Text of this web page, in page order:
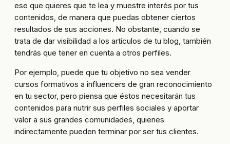
ese que quieres que te lea y muestre interés por tus
contenidos, de manera que puedas obtener ciertos
resultados de sus acciones. No obstante, cuando se
trata de dar visibilidad a los artículos de tu blog, también
tendrás que tener en cuenta a otros perfiles.
Por ejemplo, puede que tu objetivo no sea vender
cursos formativos a influencers de gran reconocimiento
en tu sector, pero piensa que éstos necesitarán tus
contenidos para nutrir sus perfiles sociales y aportar
valor a sus grandes comunidades, quienes
indirectamente pueden terminar por ser tus clientes.